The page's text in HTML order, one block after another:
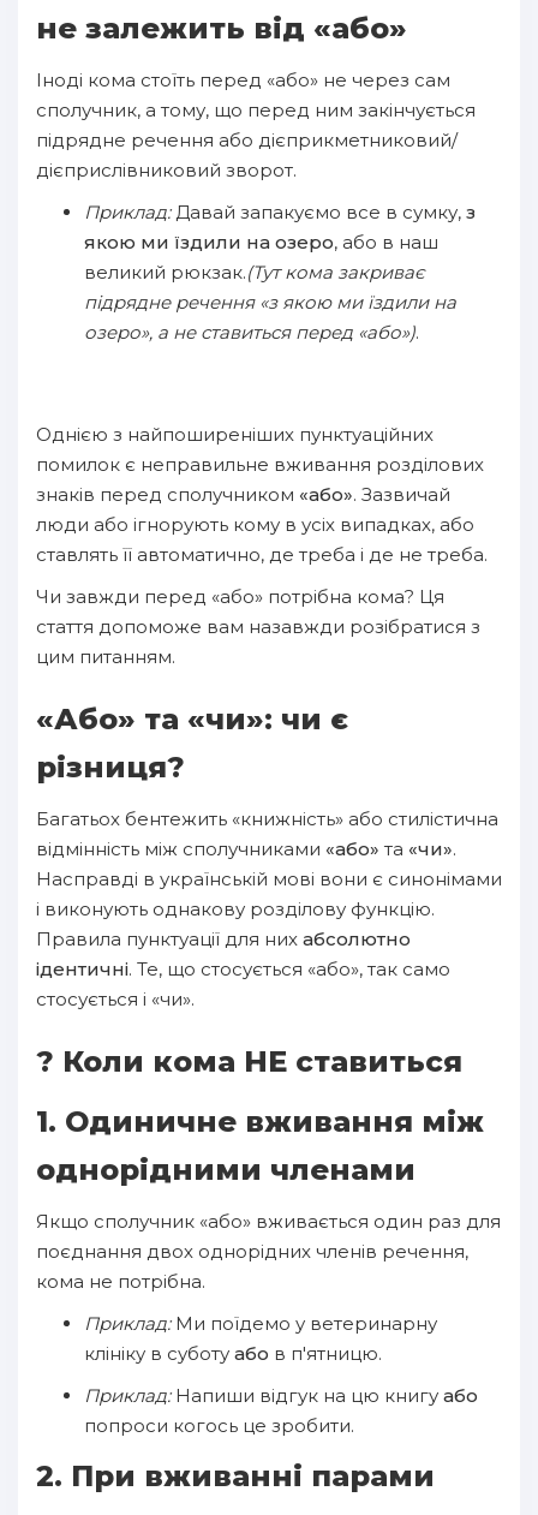
не залежить від «або»
Іноді кома стоїть перед «або» не через сам
сполучник, а тому, що перед ним закінчується
підрядне речення або дієприкметниковий/
дієприслівниковий зворот.
Приклад:Давай запакуємо все в сумку, з
якою ми їздили на озеро, або в наш
великий рюкзак.(Тут кома закриває
підрядне речення «з якою ми їздили на
озеро», а не ставиться перед «або»).
Однією з найпоширеніших пунктуаційних
помилок є неправильне вживання розділових
знаків перед сполучником «або». Зазвичай
люди або ігнорують кому в усіх випадках, або
ставлять її автоматично, де треба і де не треба.
Чи завжди перед «або» потрібна кома? Ця
стаття допоможе вам назавжди розібратися з
цим питанням.
«Або» та «чи»: чи є
різниця?
Багатьох бентежить «книжність» або стилістична
відмінність між сполучниками «або» та «чи».
Насправді в українській мові вони є синонімами
і виконують однакову розділову функцію.
Правила пунктуації для них абсолютно
ідентичні. Те, що стосується «або», так само
стосується і «чи».
? Коли кома НЕ ставиться
1. Одиничне вживання між
однорідними членами
Якщо сполучник «або» вживається один раз для
поєднання двох однорідних членів речення,
кома не потрібна.
Приклад:Ми поїдемо у ветеринарну
клініку в суботу або в п'ятницю.
Приклад:Напиши відгук на цю книгу або
попроси когось це зробити.
2. При вживанні парами